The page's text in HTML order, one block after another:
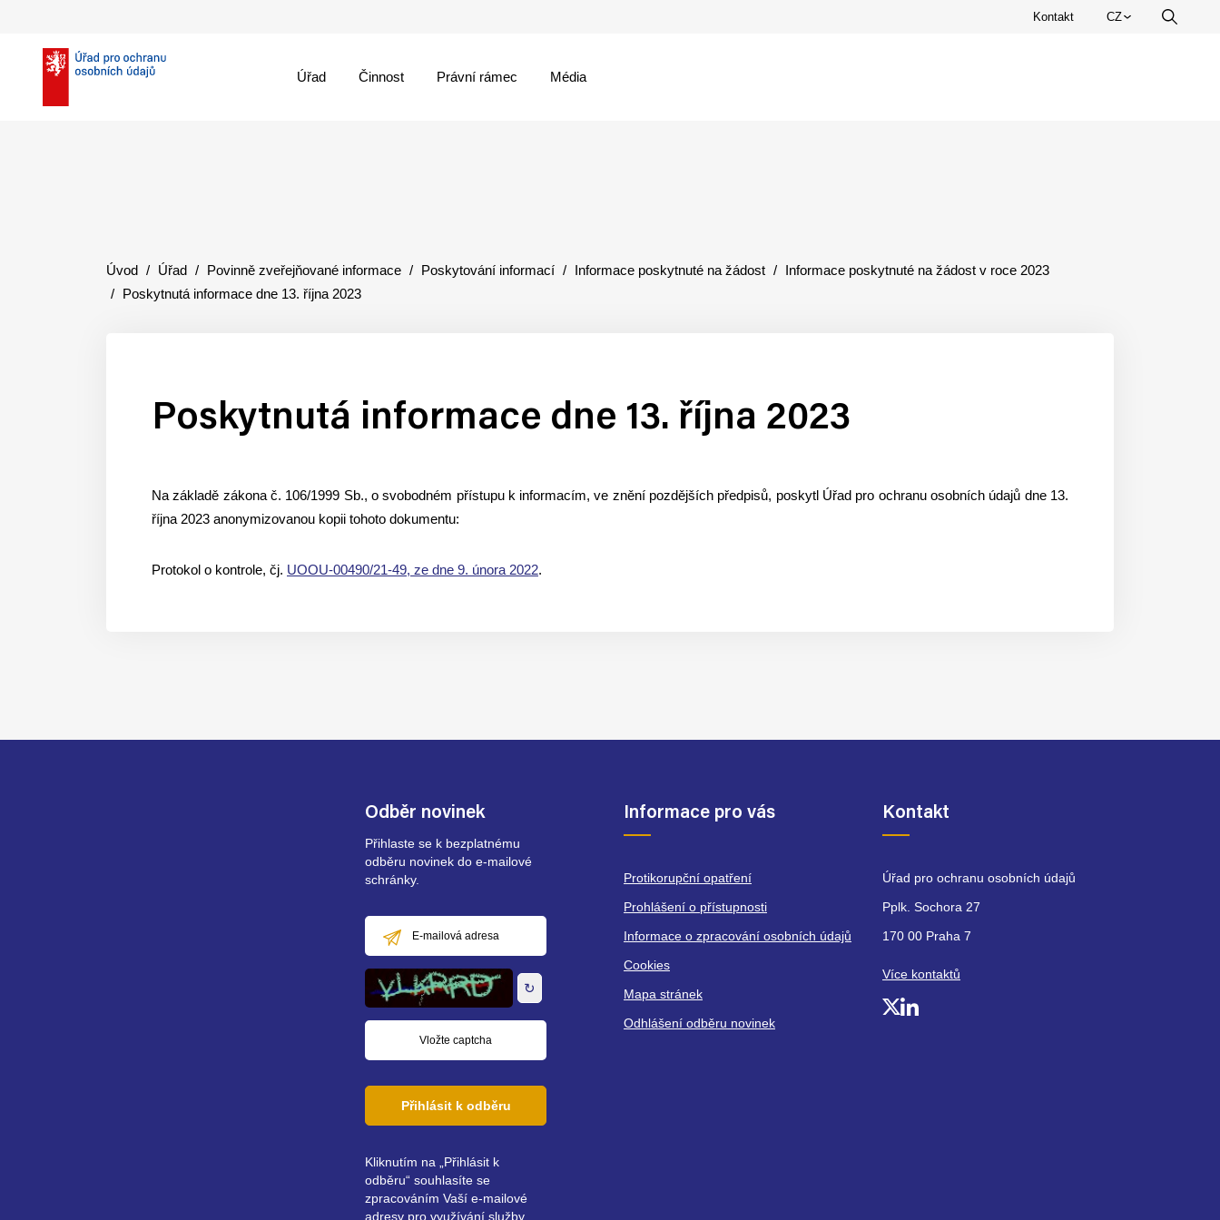
Kontakt
Zvolte
CZ
Úřad Činnost Právní rámec Média
Úvod Úřad Povinně zveřejňované informace Poskytování informací Informace poskytnuté na žádost
Informace poskytnuté na žádost v roce 2023
Poskytnutá informace dne 13. října 2023
Poskytnutá informace dne 13. října 2023
Na základě zákona č. 106/1999 Sb., o svobodném přístupu k informacím, ve znění pozdějších předpisů, poskytl Úřad pro ochranu osobních údajů dne 13.
října 2023 anonymizovanou kopii tohoto dokumentu:
Protokol o kontrole, čj. UOOU-00490/21-49, ze dne 9. února 2022.
Odběr novinek
Přihlaste se k bezplatnému
odběru novinek do e-mailové
schránky.
mailová
adresa
↻
Přihlásit k odběru
Kliknutím na „Přihlásit k
odběru“ souhlasíte se
zpracováním Vaší e-mailové
adresy pro využívání služby
Informace pro vás
Protikorupční opatření
Prohlášení o přístupnosti
Informace o zpracování osobních údajů
Cookies
Mapa stránek
Odhlášení odběru novinek
Kontakt
Úřad pro ochranu osobních údajů
Pplk. Sochora 27
170 00 Praha 7
Více kontaktů